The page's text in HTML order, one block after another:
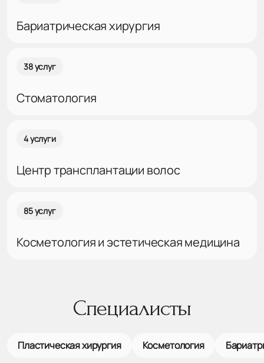
Бариатрическая хирургия
38 услуг
Стоматология
4 услуги
Центр трансплантации волос
85 услуг
Косметология и эстетическая медицина
Специалисты
Пластическая хирургия Косметология